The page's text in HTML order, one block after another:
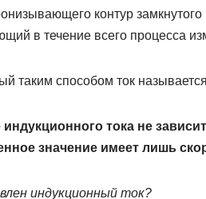
контур
в течение всего процесса
таким способом ток называется
индукционного тока не
значение имеет лишь
индукционный ток?